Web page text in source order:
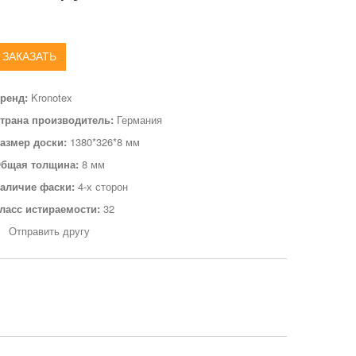
ЗАКАЗАТЬ
Kronotex
производитель: Германия
доски: 1380*326*8 мм
толщина: 8 мм
фаски: 4-х сторон
истираемости: 32
Отправить другу